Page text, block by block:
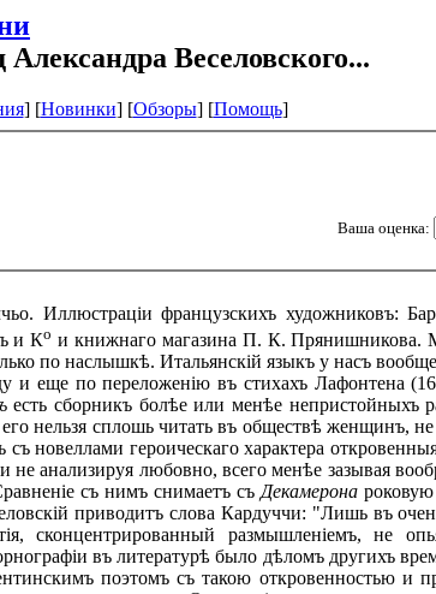
Веселовского...
] [Новинки] [Обзоры] [Помощь]
Ваша оценка:
Иллюстраціи французскихъ художниковъ:
и Ко и книжнаго магазина П. К. Прянишникова.
по наслышкѣ. Итальянскій языкъ у насъ
и еще по переложенію въ стихахъ Лафонтена
есть сборникъ болѣе или менѣе непристойныхъ
нельзя сплошь читать въ обществѣ женщинъ,
новеллами героическаго характера
анализируя любовно, всего менѣе зазывая
съ нимъ снимаетъ съ Декамеронароковую
приводитъ слова Кардуччи: "Лишь въ
сконцентрированный размышленіемъ, не
въ литературѣ было дѣломъ другихъ
поэтомъ съ такою откровенностью и